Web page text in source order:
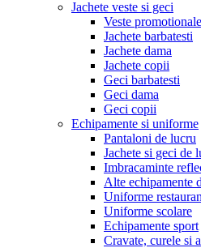
Jachete veste si geci
Veste promotionale
Jachete barbatesti
Jachete dama
Jachete copii
Geci barbatesti
Geci dama
Geci copii
Echipamente si uniforme
Pantaloni de lucru
Jachete si geci de
Imbracaminte
Alte echipamente
Uniforme
Uniforme scolare
Echipamente sport
Cravate, curele si